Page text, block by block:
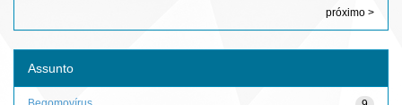
próximo >
Assunto